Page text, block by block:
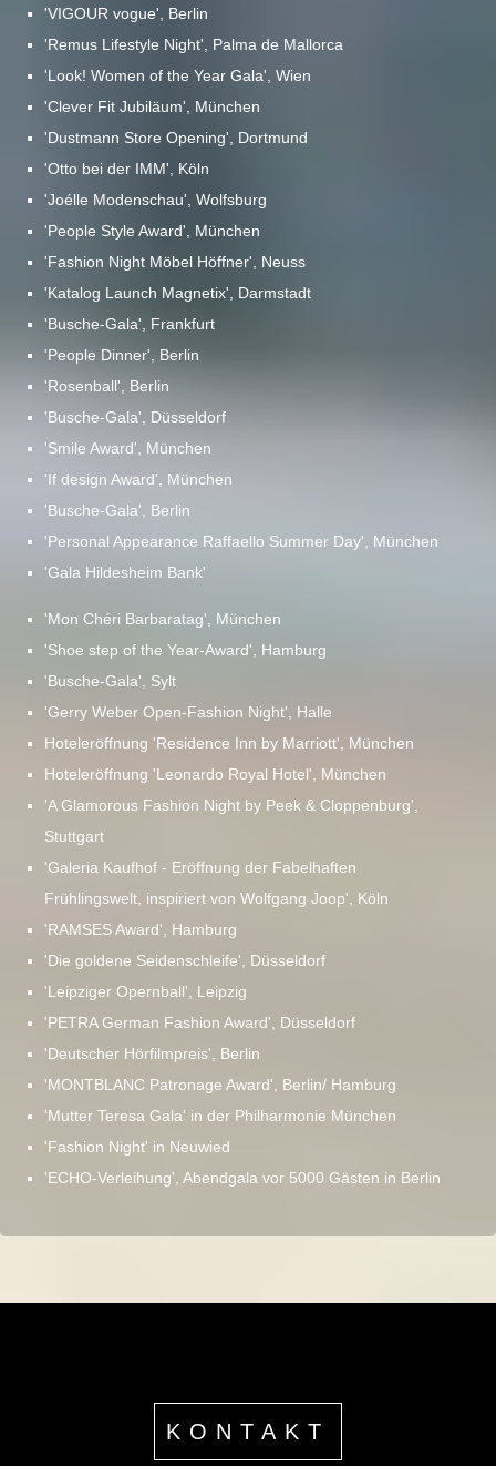
'VIGOUR vogue', Berlin
'Remus Lifestyle Night', Palma de Mallorca
'Look! Women of the Year Gala', Wien
'Clever Fit Jubiläum', München
'Dustmann Store Opening', Dortmund
'Otto bei der IMM', Köln
'Joélle Modenschau', Wolfsburg
'People Style Award', München
'Fashion Night Möbel Höffner', Neuss
'Katalog Launch Magnetix', Darmstadt
'Busche-Gala', Frankfurt
'People Dinner', Berlin
'Rosenball', Berlin
'Busche-Gala', Düsseldorf
'Smile Award', München
'If design Award', München
'Busche-Gala', Berlin
'Personal Appearance Raffaello Summer Day', München
'Gala Hildesheim Bank'
'Mon Chéri Barbaratag', München
'Shoe step of the Year-Award', Hamburg
'Busche-Gala', Sylt
'Gerry Weber Open-Fashion Night', Halle
Hoteleröffnung 'Residence Inn by Marriott', München
Hoteleröffnung 'Leonardo Royal Hotel', München
'A Glamorous Fashion Night by Peek & Cloppenburg',
Stuttgart
'Galeria Kaufhof - Eröffnung der Fabelhaften
Frühlingswelt, inspiriert von Wolfgang Joop', Köln
'RAMSES Award', Hamburg
'Die goldene Seidenschleife', Düsseldorf
'Leipziger Opernball', Leipzig
'PETRA German Fashion Award', Düsseldorf
'Deutscher Hörfilmpreis', Berlin
'MONTBLANC Patronage Award', Berlin/ Hamburg
'Mutter Teresa Gala' in der Philharmonie München
'Fashion Night' in Neuwied
'ECHO-Verleihung', Abendgala vor 5000 Gästen in Berlin
KONTAKT